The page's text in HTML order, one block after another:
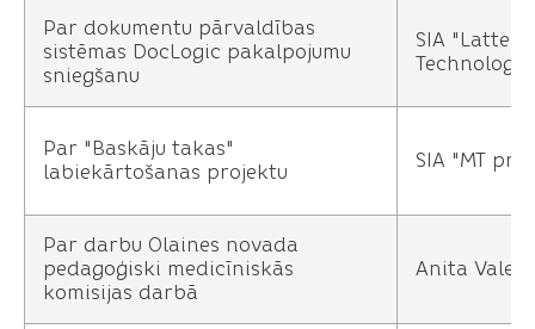
Par dokumentu pārvaldības
sistēmas DocLogic pakalpojumu
sniegšanu
SIA
Technology"
Par "Baskāju takas"
labiekārtošanas projektu
SIA "MT
Par darbu Olaines novada
pedagoģiski medicīniskās
komisijas darbā
Anita